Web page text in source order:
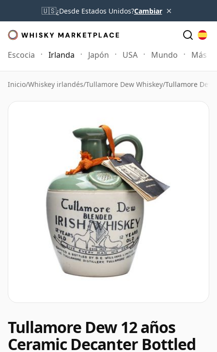
🇺🇸¿Desde Estados Unidos?Cambiar ×
Escocia Irlanda Japón USA Mundo Más
Inicio/Whiskey irlandés/Tullamore Dew Whiskey/Tullamore Dew
Tullamore Dew 12 años
Ceramic Decanter Bottled